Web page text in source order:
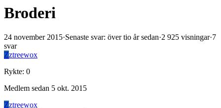
Broderi
24 november 2015·Senaste svar: över tio år sedan·2 925 visningar·7
svar
Zztreewox
Rykte: 0
Medlem sedan 5 okt. 2015
Zztreewox